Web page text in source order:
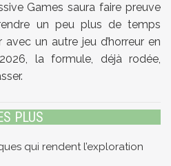
Games saura faire preuve
un peu plus de temps
un autre jeu d’horreur en
la formule, déjà rodée,
PLUS
qui rendent l’exploration